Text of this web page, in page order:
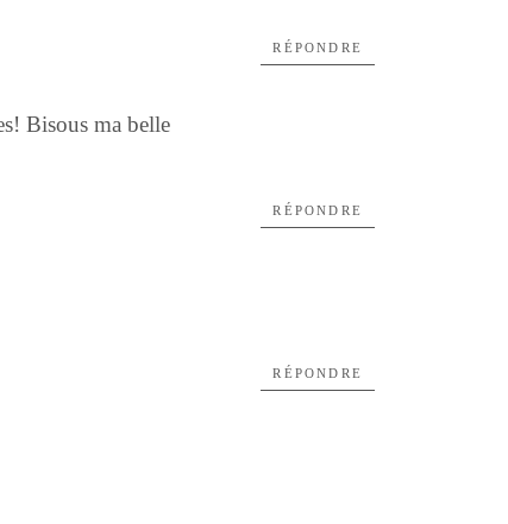
Bisous ma belle
RÉPONDRE
RÉPONDRE
RÉPONDRE